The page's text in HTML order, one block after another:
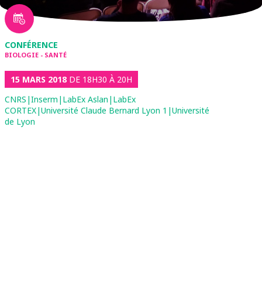
CONFÉRENCE
BIOLOGIE - SANTÉ
15 MARS 2018DE 18H30 À 20H
CNRS|Inserm|LabEx Aslan|LabEx
CORTEX|Université Claude Bernard Lyon 1|Université
de Lyon